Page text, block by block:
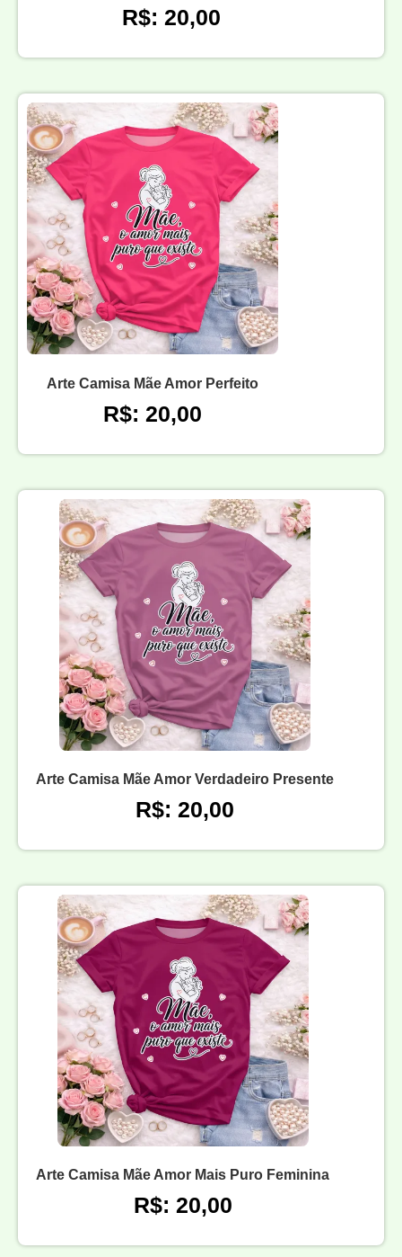
R$: 20,00
Arte Camisa Mãe Amor Perfeito
R$: 20,00
Arte Camisa Mãe Amor Verdadeiro Presente
R$: 20,00
Arte Camisa Mãe Amor Mais Puro Feminina
R$: 20,00